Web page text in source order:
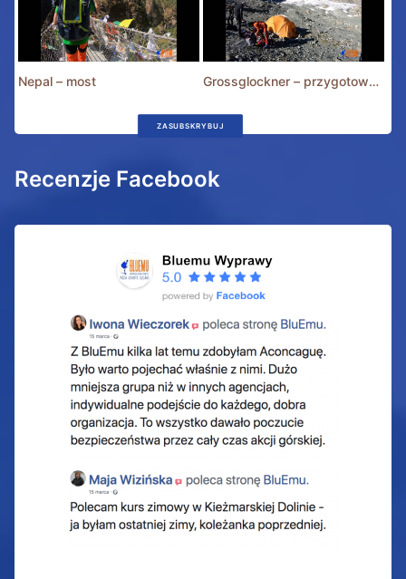
Nepal – most Grossglockner – przygotowania
ZASUBSKRYBUJ
Recenzje Facebook